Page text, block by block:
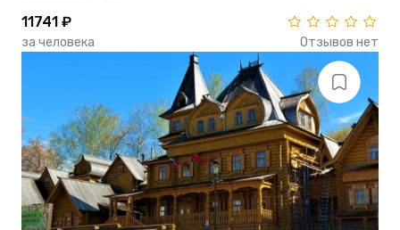
11741 ₽
за человека Отзывов нет